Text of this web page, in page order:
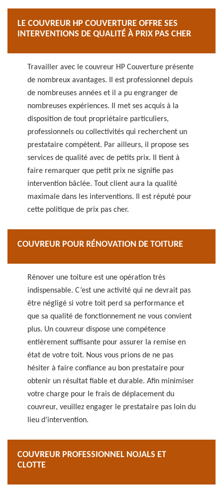
LE COUVREUR HP COUVERTURE OFFRE SES
INTERVENTIONS DE QUALITÉ À PRIX PAS CHER
Travailler avec le couvreur HP Couverture présente
de nombreux avantages. Il est professionnel depuis
de nombreuses années et il a pu engranger de
nombreuses expériences. Il met ses acquis à la
disposition de tout propriétaire particuliers,
professionnels ou collectivités qui recherchent un
prestataire compétent. Par ailleurs, il propose ses
services de qualité avec de petits prix. Il tient à
faire remarquer que petit prix ne signifie pas
intervention bâclée. Tout client aura la qualité
maximale dans les interventions. Il est réputé pour
cette politique de prix pas cher.
COUVREUR POUR RÉNOVATION DE TOITURE
Rénover une toiture est une opération très
indispensable. C’est une activité qui ne devrait pas
être négligé si votre toit perd sa performance et
que sa qualité de fonctionnement ne vous convient
plus. Un couvreur dispose une compétence
entièrement suffisante pour assurer la remise en
état de votre toit. Nous vous prions de ne pas
hésiter à faire confiance au bon prestataire pour
obtenir un résultat fiable et durable. Afin minimiser
votre charge pour le frais de déplacement du
couvreur, veuillez engager le prestataire pas loin du
lieu d’intervention.
COUVREUR PROFESSIONNEL NOJALS ET
CLOTTE